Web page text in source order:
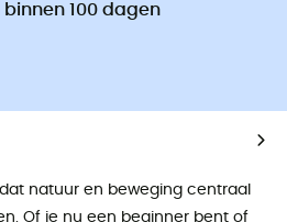
100 dagen
natuur en beweging centraal
Of je nu een beginner bent of